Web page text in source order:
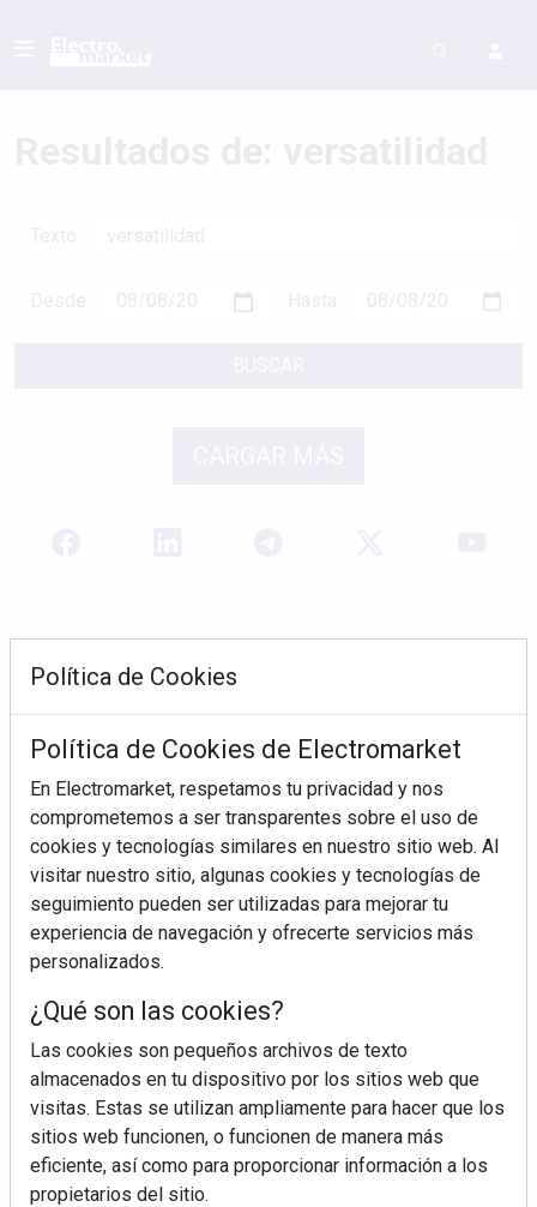
REVISTA 378
Política de Cookies
Política de Cookies de Electromarket
En Electromarket, respetamos tu privacidad y nos
comprometemos a ser transparentes sobre el uso de
cookies y tecnologías similares en nuestro sitio web. Al
visitar nuestro sitio, algunas cookies y tecnologías de
seguimiento pueden ser utilizadas para mejorar tu
experiencia de navegación y ofrecerte servicios más
personalizados.
¿Qué son las cookies?
Las cookies son pequeños archivos de texto
almacenados en tu dispositivo por los sitios web que
visitas. Estas se utilizan ampliamente para hacer que los
sitios web funcionen, o funcionen de manera más
eficiente, así como para proporcionar información a los
propietarios del sitio.